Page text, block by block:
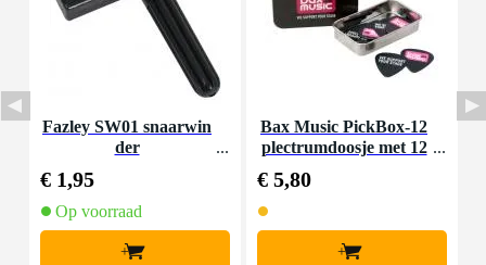
Fazley SW01 snaarwin
der
€ 1,95
Op voorraad
+
Bax Music PickBox-12
plectrumdoosje met 12
€ 5,80
+